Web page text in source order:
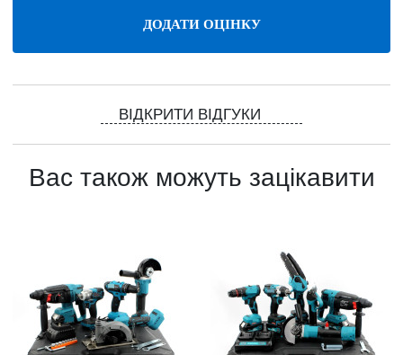
ВІДКРИТИ ВІДГУКИ
Вас також можуть зацікавити